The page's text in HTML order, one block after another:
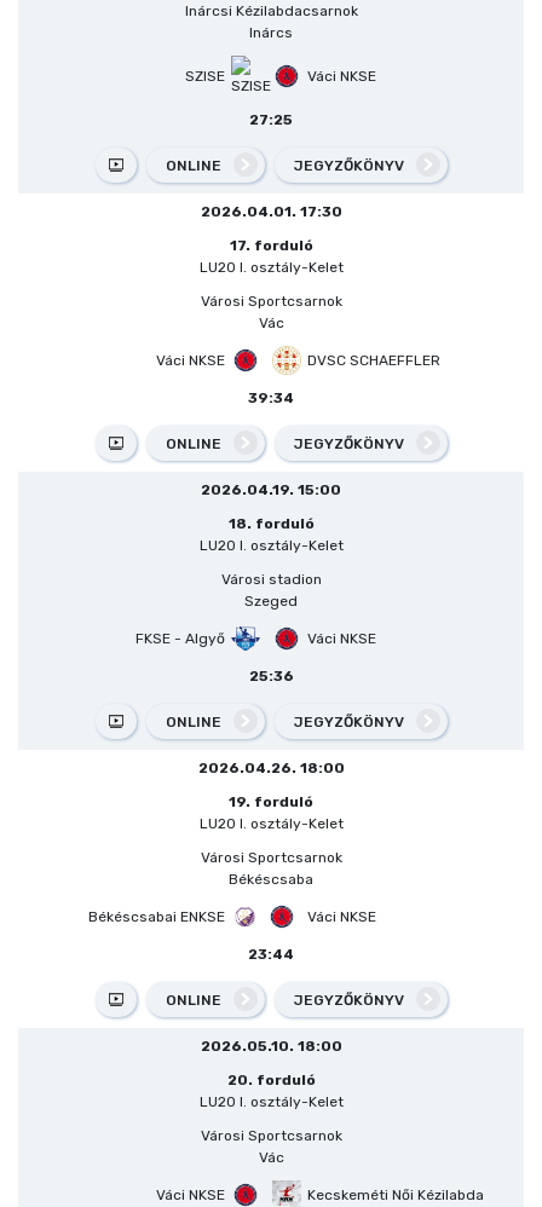
Inárcsi Kézilabdacsarnok
Inárcs
SZISE Váci NKSE
27:25
ONLINE JEGYZŐKÖNYV
2026.04.01. 17:30
17. forduló
LU20 I. osztály-Kelet
Városi Sportcsarnok
Vác
Váci NKSE DVSC SCHAEFFLER
39:34
ONLINE JEGYZŐKÖNYV
2026.04.19. 15:00
18. forduló
LU20 I. osztály-Kelet
Városi stadion
Szeged
FKSE - Algyő Váci NKSE
25:36
ONLINE JEGYZŐKÖNYV
2026.04.26. 18:00
19. forduló
LU20 I. osztály-Kelet
Városi Sportcsarnok
Békéscsaba
Békéscsabai ENKSE Váci NKSE
23:44
ONLINE JEGYZŐKÖNYV
2026.05.10. 18:00
20. forduló
LU20 I. osztály-Kelet
Városi Sportcsarnok
Vác
Váci NKSE Kecskeméti Női Kézilabda